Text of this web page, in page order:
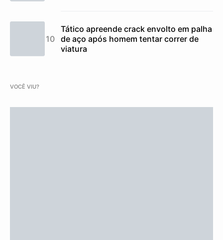
Tático apreende crack envolto em palha
de aço após homem tentar correr de
viatura
VOCÊ VIU?